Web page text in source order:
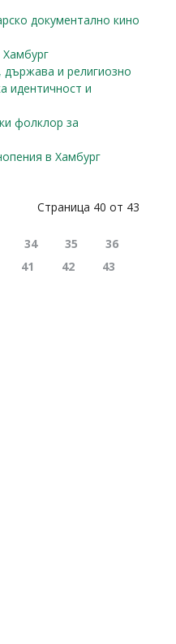
документално кино
държава и религиозно
идентичност и
фолклор за
в Хамбург
Страница 40 от 43
34 35
36
41 42
43